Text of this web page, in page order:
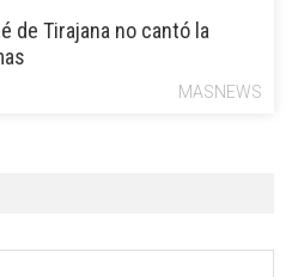
de Tirajana no cantó la
MASNEWS